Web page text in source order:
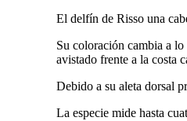
El delfín de Risso una
Su coloración cambia a
avistado frente a la costa
Debido a su aleta dorsal
La especie mide hasta